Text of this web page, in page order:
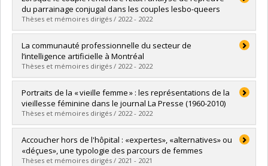
Cycle :Master's
Grade :M. Sc.
Lien vers le document dans Papyrus
du parrainage conjugal dans les couples lesbo-queers
Thèses et mémoires dirigés / 2022 - 2022
Graduate :Chrétiennot, Léa
Cycle :Master's
Grade :M. Sc.
Lien vers le document dans Papyrus
La communauté professionnelle du secteur de
l’intelligence artificielle à Montréal
Thèses et mémoires dirigés / 2022 - 2022
Graduate : Houdelinckx, Alizé
Cycle :Doctoral
Grade :Ph. D.
Lien vers le document dans Papyrus
Portraits de la « vieille femme » : les représentations de la
vieillesse féminine dans le journal La Presse (1960-2010)
Thèses et mémoires dirigés / 2022 - 2022
Graduate :Bourgeois Racine, Chanaelle
Cycle :Master's
Grade :M. Sc.
Accoucher hors de l'hôpital : «expertes», «alternatives» ou
«déçues», une typologie des parcours de femmes
Thèses et mémoires dirigés / 2021 - 2021